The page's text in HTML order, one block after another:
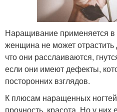
Наращивание применяется в
женщина не может отрастить
что они расслаиваются,
если они имеют дефекты,
посторонних взглядов.
К плюсам наращенных ногтей